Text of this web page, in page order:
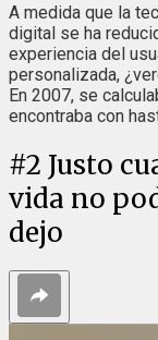
A medida que la
digital se ha
experiencia del
personalizada,
En 2007, se
encontraba con
#2 Justo
vida no
dejo